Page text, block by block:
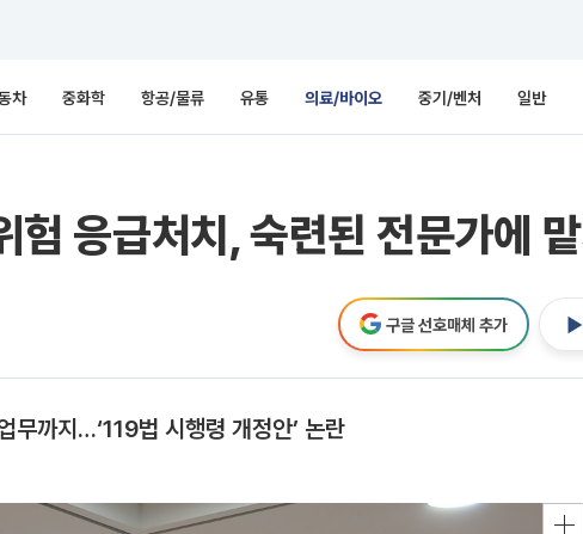
차 중화학 항공/물류 유통 의료/바이오 중기/벤처 일반
험 응급처치, 숙련된 전문가에
구글 선호매체 추가
무까지…‘119법 시행령 개정안’ 논란